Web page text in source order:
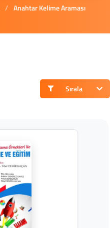
/ Anahtar Kelime Araması
Sırala